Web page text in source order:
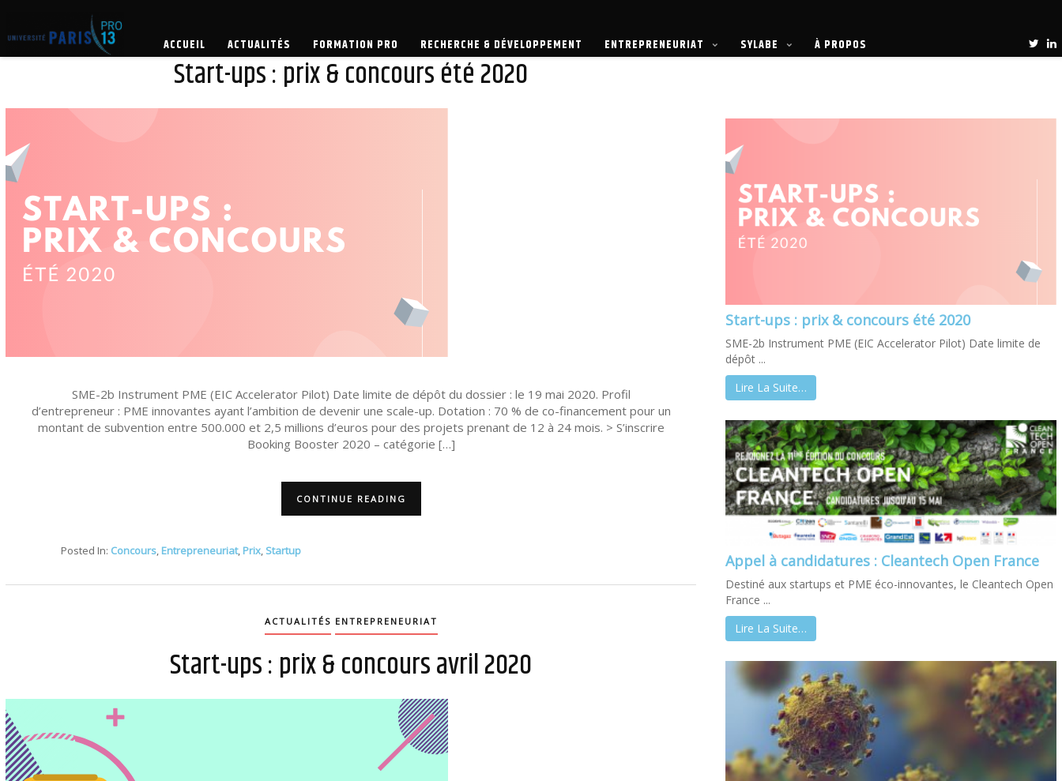
ACCUEIL ACTUALITÉS FORMATION PRO RECHERCHE & DÉVELOPPEMENT ENTREPRENEURIAT SYLABE À PROPOS
Start-ups : prix & concours été 2020
SME-2b Instrument PME (EIC Accelerator Pilot) Date limite de dépôt du dossier : le 19 mai 2020. Profil
d’entrepreneur : PME innovantes ayant l’ambition de devenir une scale-up. Dotation : 70 % de co-financement pour un
montant de subvention entre 500.000 et 2,5 millions d’euros pour des projets prenant de 12 à 24 mois. > S’inscrire
Booking Booster 2020 – catégorie […]
CONTINUE READING
Posted In: Concours, Entrepreneuriat, Prix, Startup
ACTUALITÉS ENTREPRENEURIAT
Start-ups : prix & concours avril 2020
Start-ups : prix & concours été 2020
SME-2b Instrument PME (EIC Accelerator Pilot) Date limite de
dépôt ...
Lire La Suite…
Appel à candidatures : Cleantech Open France
Destiné aux startups et PME éco-innovantes, le Cleantech Open
France ...
Lire La Suite…